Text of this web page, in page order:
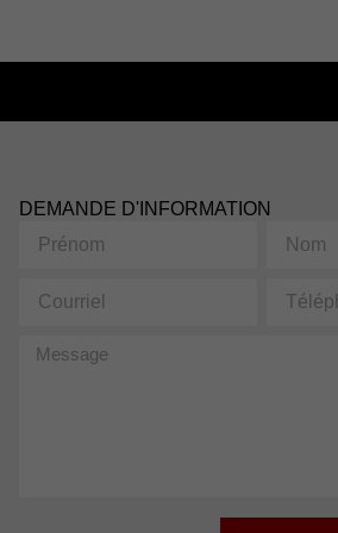
DEMANDE D'INFORMATION
Prénom Nom
Courriel Téléphone
Message